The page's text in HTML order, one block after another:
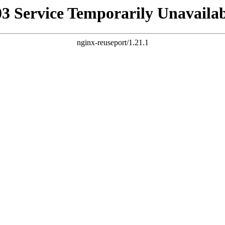
Service Temporarily
nginx-reuseport/1.21.1